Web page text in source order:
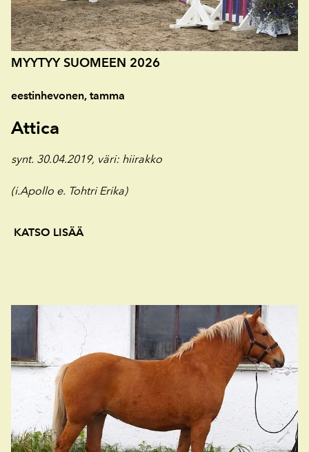
MYYTYY SUOMEEN 2026
eestinhevonen, tamma
Attica
synt. 30.04.2019, väri: hiirakko
(i.Apollo e. Tohtri Erika)
KATSO LISÄÄ